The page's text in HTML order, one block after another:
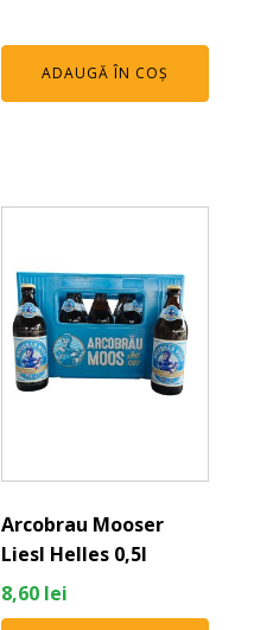
ADAUGĂ ÎN COȘ
Arcobrau Mooser
Liesl Helles 0,5l
8,60 lei